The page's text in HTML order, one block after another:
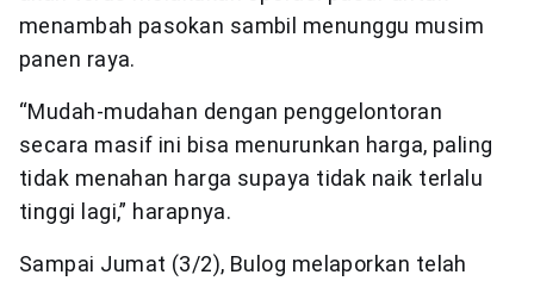
menambah pasokan sambil menunggu musim
panen raya.
“Mudah-mudahan dengan penggelontoran
secara masif ini bisa menurunkan harga, paling
tidak menahan harga supaya tidak naik terlalu
tinggi lagi,” harapnya.
Sampai Jumat (3/2), Bulog melaporkan telah